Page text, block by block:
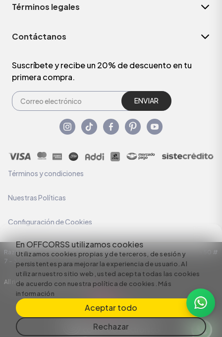
En OFFCORSS utilizamos cookies
Utilizamos cookies propias y de terceros, de sesión y
persistentes para mejorar la experiencia de usuario. Al
utilizar nuestro sitio web, usted acepta todas las cookies
de acuerdo con nuestra política de cookies. Más
información
Aceptar todo
Rechazar
Términos legales
Contáctanos
Suscríbete y recibe un 20% de descuento en tu
primera compra.
ENVIAR
Términos y condiciones
Nuestras Políticas
Configuración de Cookies
Razón Social: C.I HERMECO S.A. NIT: 890924167-6 Dirección: Carrera 50 #
7 – 35
All rights reserved empowered by